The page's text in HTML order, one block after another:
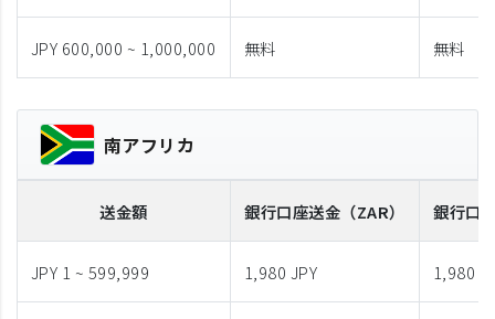
JPY 600,000 ~ 1,000,000 無料 無料
南アフリカ
送金額 銀行口座送金 （ZAR） 銀行口
JPY 1 ~ 599,999 1,980 JPY 1,980